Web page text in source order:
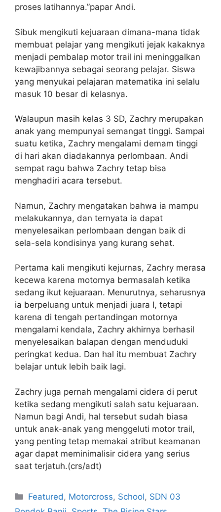
proses latihannya.”papar Andi.
Sibuk mengikuti kejuaraan dimana-mana tidak
membuat pelajar yang mengikuti jejak kakaknya
menjadi pembalap motor trail ini meninggalkan
kewajibannya sebagai seorang pelajar. Siswa
yang menyukai pelajaran matematika ini selalu
masuk 10 besar di kelasnya.
Walaupun masih kelas 3 SD, Zachry merupakan
anak yang mempunyai semangat tinggi. Sampai
suatu ketika, Zachry mengalami demam tinggi
di hari akan diadakannya perlombaan. Andi
sempat ragu bahwa Zachry tetap bisa
menghadiri acara tersebut.
Namun, Zachry mengatakan bahwa ia mampu
melakukannya, dan ternyata ia dapat
menyelesaikan perlombaan dengan baik di
sela-sela kondisinya yang kurang sehat.
Pertama kali mengikuti kejurnas, Zachry merasa
kecewa karena motornya bermasalah ketika
sedang ikut kejuaraan. Menurutnya, seharusnya
ia berpeluang untuk menjadi juara I, tetapi
karena di tengah pertandingan motornya
mengalami kendala, Zachry akhirnya berhasil
menyelesaikan balapan dengan menduduki
peringkat kedua. Dan hal itu membuat Zachry
belajar untuk lebih baik lagi.
Zachry juga pernah mengalami cidera di perut
ketika sedang mengikuti salah satu kejuaraan.
Namun bagi Andi, hal tersebut sudah biasa
untuk anak-anak yang menggeluti motor trail,
yang penting tetap memakai atribut keamanan
agar dapat meminimalisir cidera yang serius
saat terjatuh.(crs/adt)
Featured , Motorcross, School, SDN 03